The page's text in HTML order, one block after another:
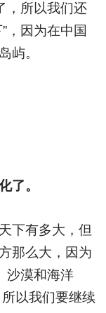
，所以我们还
，因为在中国
屿。
了。
下有多大，但
那么大，因为
沙漠和海洋
所以我们要继续